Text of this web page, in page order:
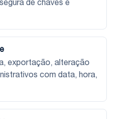
de chaves e
exportação, alteração
com data, hora,